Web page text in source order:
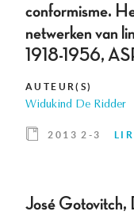
conformisme.
netwerken van
1918-1956,
AUTEUR(S)
Widukind De Ridder
2013 2-3
José Gotovitch,